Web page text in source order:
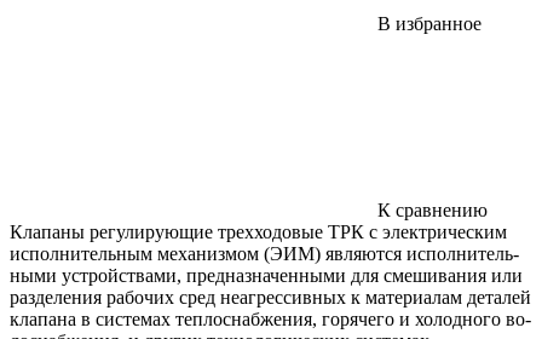
В избранное
К сравнению
Кла­паны ре­гули­ру­ющие трех­хо­довые ТРК с элек­три­чес­ким
ис­полни­тель­ным ме­ханиз­мом (Э­ИМ) яв­ля­ют­ся ис­полни­тель­
ны­ми ус­трой­ства­ми, пред­назна­чен­ны­ми для сме­шива­ния или
раз­де­ления ра­бочих сред не­аг­рессив­ных к ма­тери­алам де­талей
кла­пана в сис­те­мах теп­лоснаб­же­ния, го­ряче­го и хо­лод­но­го во­